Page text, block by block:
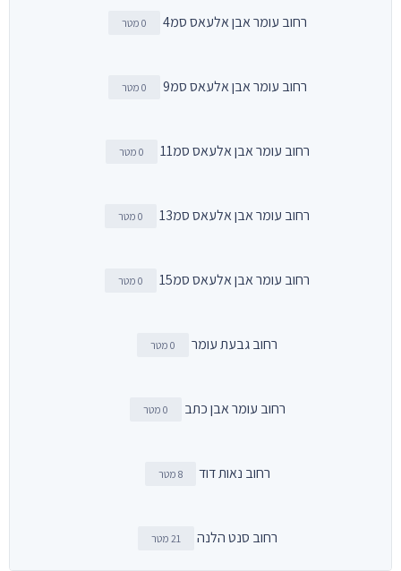
רחוב עומר אבן אלעאס סמ4 0 מטר
רחוב עומר אבן אלעאס סמ9 0 מטר
רחוב עומר אבן אלעאס סמ11 0 מטר
רחוב עומר אבן אלעאס סמ13 0 מטר
רחוב עומר אבן אלעאס סמ15 0 מטר
רחוב גבעת עומר 0 מטר
רחוב עומר אבן כתב 0 מטר
רחוב נאות דוד 8 מטר
רחוב סנט הלנה 21 מטר